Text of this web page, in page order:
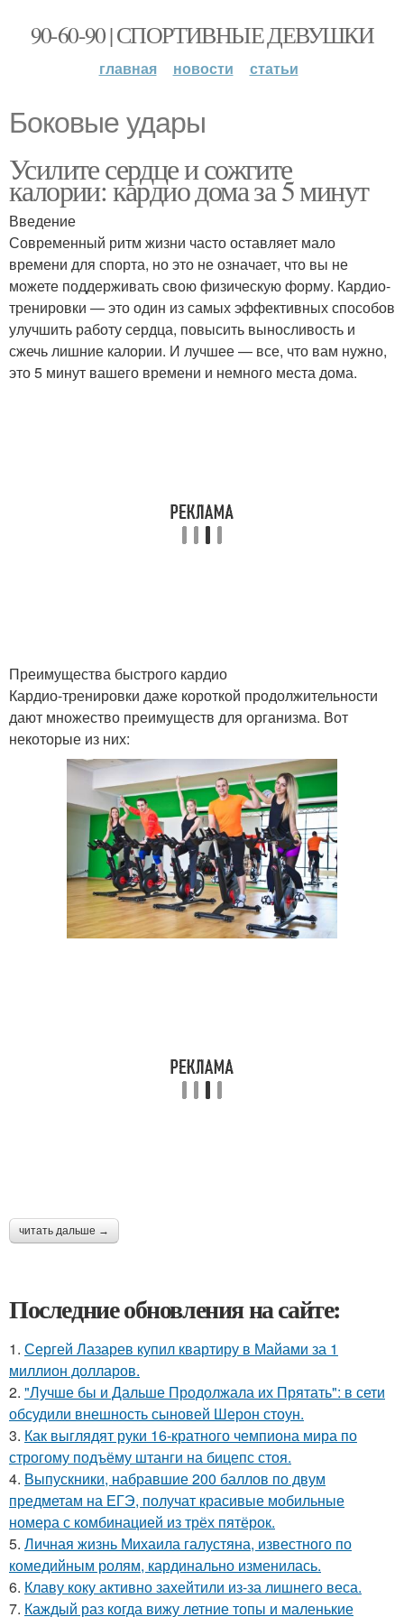
90-60-90 | СПОРТИВНЫЕ ДЕВУШКИ
главная новости статьи
Боковые удары
Усилите сердце и сожгите
калории: кардио дома за 5 минут
Введение
Современный ритм жизни часто оставляет мало
времени для спорта, но это не означает, что вы не
можете поддерживать свою физическую форму. Кардио-
тренировки — это один из самых эффективных способов
улучшить работу сердца, повысить выносливость и
сжечь лишние калории. И лучшее — все, что вам нужно,
это 5 минут вашего времени и немного места дома.
Преимущества быстрого кардио
Кардио-тренировки даже короткой продолжительности
дают множество преимуществ для организма. Вот
некоторые из них:
читать дальше →
Последние обновления на сайте:
1. Сергей Лазарев купил квартиру в Майами за 1
миллион долларов.
2. "Лучше бы и Дальше Продолжала их Прятать": в сети
обсудили внешность сыновей Шерон стоун.
3. Как выглядят руки 16-кратного чемпиона мира по
строгому подъёму штанги на бицепс стоя.
4. Выпускники, набравшие 200 баллов по двум
предметам на ЕГЭ, получат красивые мобильные
номера с комбинацией из трёх пятёрок.
5. Личная жизнь Михаила галустяна, известного по
комедийным ролям, кардинально изменилась.
6. Клаву коку активно захейтили из-за лишнего веса.
7. Каждый раз когда вижу летние топы и маленькие